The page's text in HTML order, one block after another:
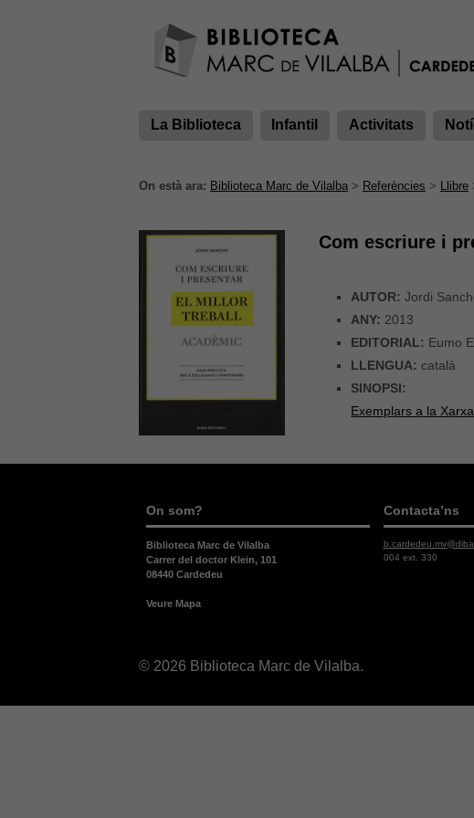
La Biblioteca Infantil Activitats
On està ara: Biblioteca Marc de Vilalba > Referències > Llibre
Com escriure i
AUTOR: Jordi
ANY: 2013
EDITORIAL: Eumo
LLENGUA: català
SINOPSI:
Exemplars a la
On som?
Biblioteca Marc de Vilalba
Carrer del doctor Klein, 101
08440 Cardedeu
Veure Mapa
Contacta’ns
004 ext. 330
© 2026 Biblioteca Marc de Vilalba.